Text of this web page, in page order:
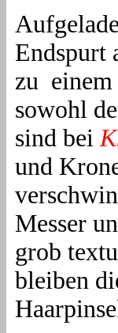
Endspurt
zu
sowohl
sind bei
und
Messer
grob
bleiben